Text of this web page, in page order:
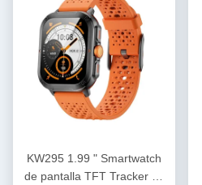
KW295 1.99 " Smartwatch
de pantalla TFT Tracker de